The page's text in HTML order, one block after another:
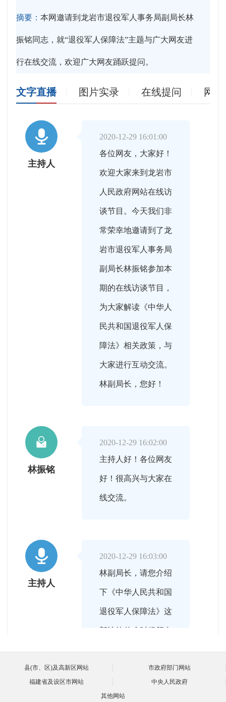
摘要： 本网邀请到龙岩市退役军人事务局副局长林
振铭同志，就“退役军人保障法”主题与广大网友进
行在线交流，欢迎广大网友踊跃提问。
文字直播 图片实录 在线提问 网

主持人
2020-12-29 16:01:00
各位网友，大家好！
欢迎大家来到龙岩市
人民政府网站在线访
谈节目。今天我们非
常荣幸地邀请到了龙
岩市退役军人事务局
副局长林振铭参加本
期的在线访谈节目，
为大家解读《中华人
民共和国退役军人保
障法》相关政策，与
大家进行互动交流。
林副局长，您好！

林振铭
2020-12-29 16:02:00
主持人好！各位网友
好！很高兴与大家在
线交流。

主持人
2020-12-29 16:03:00
林副局长，请您介绍
下《中华人民共和国
退役军人保障法》这
部法律什么时候颁布
县(市、区)及高新区网站
市政府部门网站
福建省及设区市网站
中央人民政府
其他网站